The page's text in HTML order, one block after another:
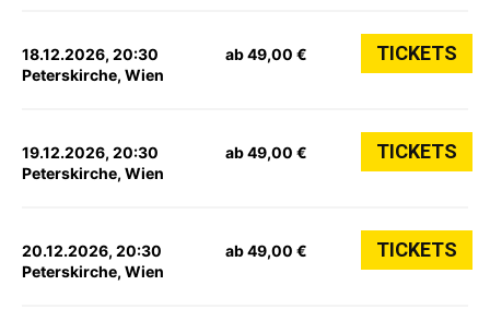
18.12.2026, 20:30
Peterskirche, Wien
ab 49,00 € TICKETS
19.12.2026, 20:30
Peterskirche, Wien
ab 49,00 € TICKETS
20.12.2026, 20:30
Peterskirche, Wien
ab 49,00 € TICKETS